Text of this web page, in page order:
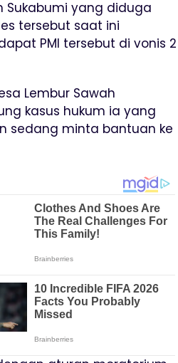
Sukabumi yang diduga
tersebut saat ini
PMI tersebut di vonis 2
Lembur Sawah
kasus hukum ia yang
sedang minta bantuan ke